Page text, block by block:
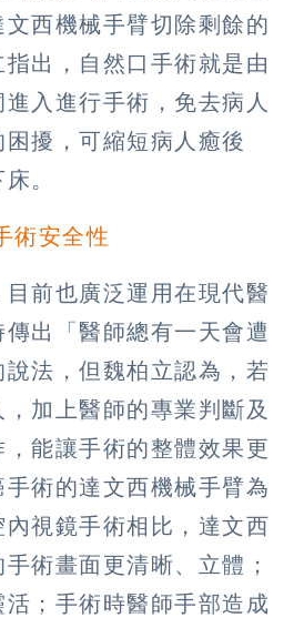
西機械手臂切除剩餘的
出，自然口手術就是由
入進行手術，免去病人
擾，可縮短病人癒後
。
術安全性
前也廣泛運用在現代醫
出「醫師總有一天會遭
法，但魏柏立認為，若
加上醫師的專業判斷及
能讓手術的整體效果更
術的達文西機械手臂為
視鏡手術相比，達文西
術畫面更清晰、立體；
；手術時醫師手部造成